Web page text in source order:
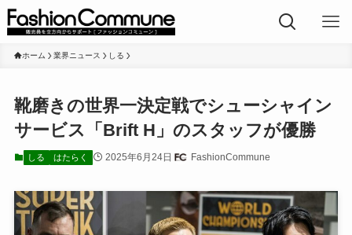
ホーム 業界ニュース しる
靴磨きの世界一決定戦でシューシャイン
サービス「Brift H」のスタッフが優勝
しる はたらく 2025年6月24日 FashionCommune